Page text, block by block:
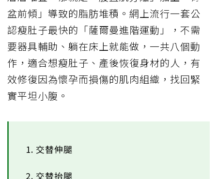
盆前傾」導致的脂肪堆積。網上流行一套公
認瘦肚子最快的「薩爾曼進階運動」，不需
要器具輔助、躺在床上就能做，一共八個動
作，適合想瘦肚子、產後恢復身材的人，有
效修復因為懷孕而損傷的肌肉組織，找回緊
實平坦小腹。
1. 交替伸腿
2. 交替抬腿